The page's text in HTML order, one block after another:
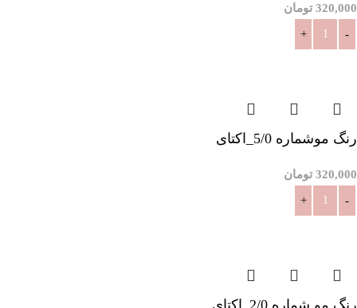
320,000 تومان
رنگ موشماره 5/0_اکتای
320,000 تومان
رنگ مو شماره 2/0_اکتای